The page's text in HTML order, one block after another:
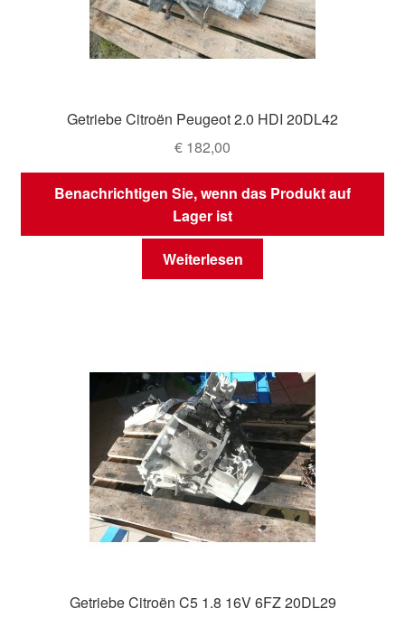
Getriebe Citroën Peugeot 2.0 HDI 20DL42
€ 182,00
Benachrichtigen Sie, wenn das Produkt auf
Lager ist
Weiterlesen
Getriebe Citroën C5 1.8 16V 6FZ 20DL29